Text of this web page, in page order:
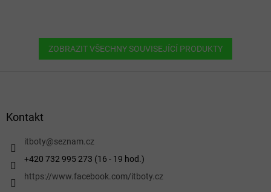
ZOBRAZIT VŠECHNY SOUVISEJÍCÍ PRODUKTY
Kontakt
itboty@seznam.cz
+420 732 995 273 (16 - 19 hod.)
https://www.facebook.com/itboty.cz